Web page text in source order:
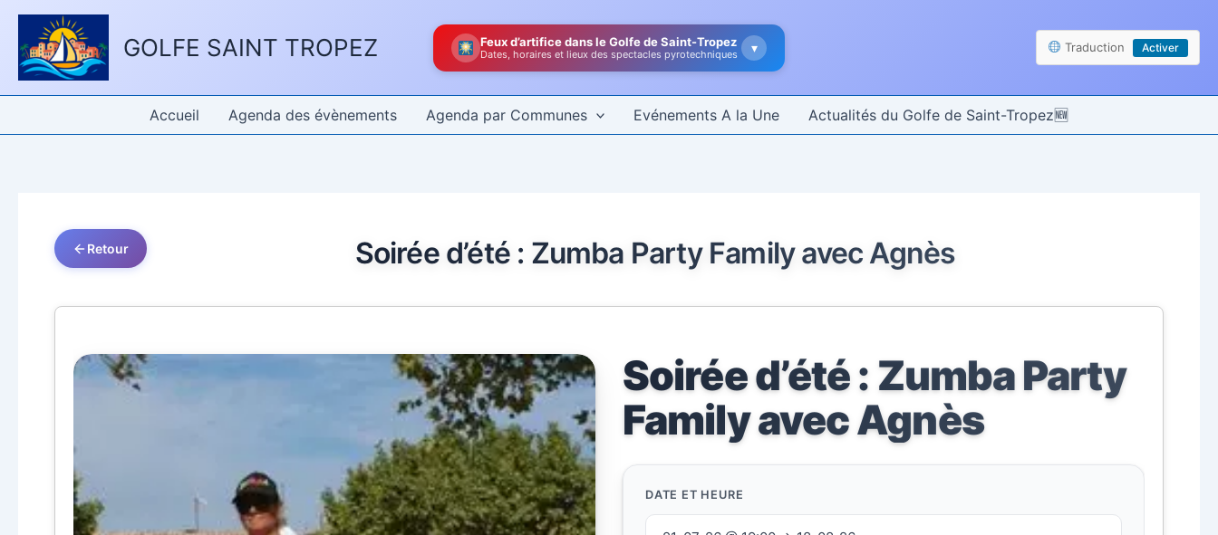
Panneau de gestion des cookies
Aller
contenu
GOLFE SAINT TROPEZ Feux d’artifice dans le Golfe de Saint-Tropez
Dates, horaires et lieux des spectacles pyrotechniques ▾ Traduction Activer
Accueil Agenda des évènements Agenda par Communes Evénements A la Une Actualités du Golfe de Saint-Tropez
Retour Soirée d’été : Zumba Party Family avec Agnès
Soirée d’été : Zumba Party
Family avec Agnès
DATE ET HEURE